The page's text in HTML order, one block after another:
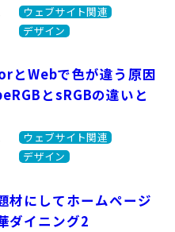
ウェブサイト関連
デザイン
Webで色が違う原因
とsRGBの違いと
ウェブサイト関連
デザイン
材にしてホームページ
ダイニング2